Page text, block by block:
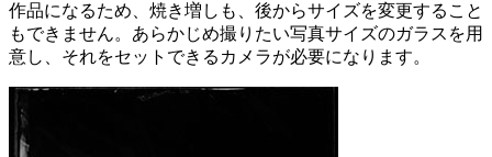
作品になるため、焼き増しも、後からサイズを変更すること
もできません。あらかじめ撮りたい写真サイズのガラスを用
意し、それをセットできるカメラが必要になります。